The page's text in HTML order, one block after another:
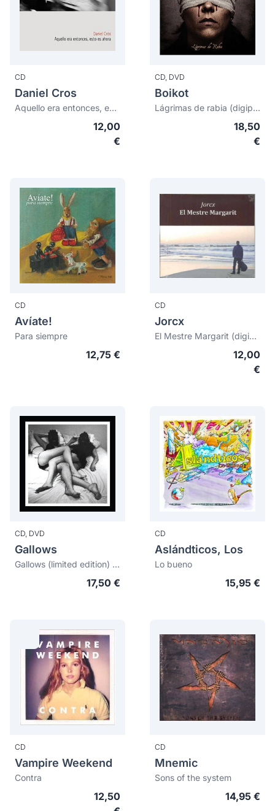
CD
Daniel Cros
Aquello era entonces, esto es ahora (digipack)
12,00
€
CD, DVD
Boikot
Lágrimas de rabia (digipack)
18,50
€
CD
Avíate!
Para siempre
12,75 €
CD
Jorcx
El Mestre Margarit (digipack)
12,00
€
CD, DVD
Gallows
Gallows (limited edition) (digipack)
17,50 €
CD
Aslándticos, Los
Lo bueno
15,95 €
CD
Vampire Weekend
Contra
12,50
CD
Mnemic
Sons of the system
14,95 €